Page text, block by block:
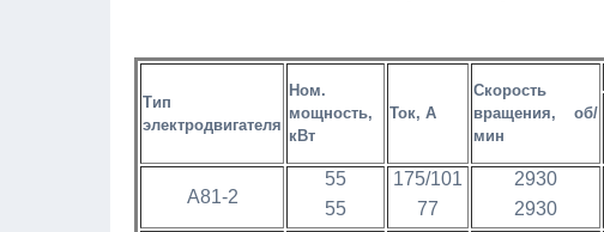
Тип
электродвигателя
Ном.
мощность,
кВт
Ток, А
Скорость
вращения, об/
мин
А81-2
55
55
175/101
77
2930
2930